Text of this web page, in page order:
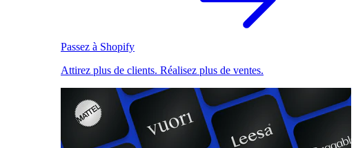
Passez à Shopify
Attirez plus de clients. Réalisez plus de ventes.